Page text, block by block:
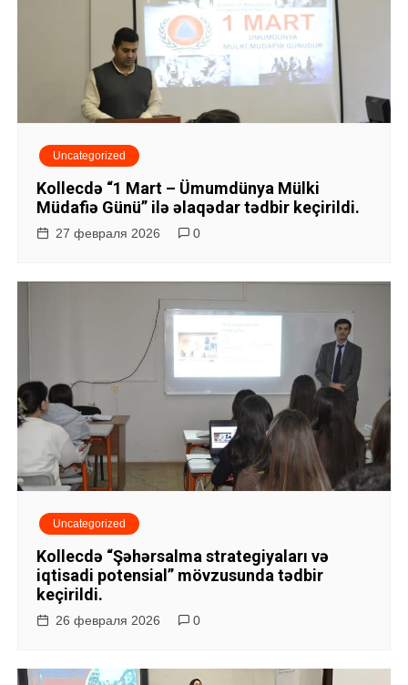
Uncategorized
Kollecdə “1 Mart – Ümumdünya Mülki
Müdafiə Günü” ilə əlaqədar tədbir keçirildi.
27 февраля 2026 0
Uncategorized
Kollecdə “Şəhərsalma strategiyaları və
iqtisadi potensial” mövzusunda tədbir
keçirildi.
26 февраля 2026 0